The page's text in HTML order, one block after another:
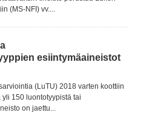
(MS-NFI) vv....
esiintymäaineistot
(LuTU) 2018 varten koottiin
150 luontotyypistä tai
on jaettu...